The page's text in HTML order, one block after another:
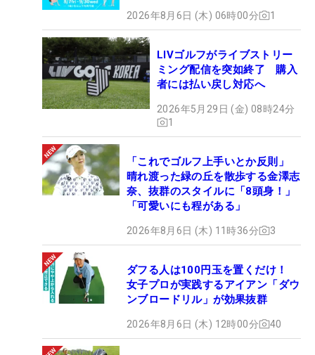
2026年8月6日 (木) 06時00分 1
LIVゴルフがライブストリー
ミング配信を突如終了 購入
者には払い戻し対応へ
2026年5月29日 (金) 08時24分
1
「これでゴルフ上手いとか反則」
晴れ渡った緑の丘を散歩する金澤志
奈、抜群のスタイルに「8頭身！」
「可愛いにも程がある」
2026年8月6日 (木) 11時36分 3
ダフる人は100円玉を置くだけ！
女子プロが実践するアイアン「ダウ
ンブロードリル」が効果抜群
2026年8月6日 (木) 12時00分 40